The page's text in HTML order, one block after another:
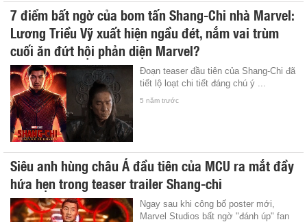
7 điểm bất ngờ của bom tấn Shang-Chi nhà Marvel:
Lương Triều Vỹ xuất hiện ngầu đét, nắm vai trùm
cuối ăn đứt hội phản diện Marvel?
Đoạn teaser đầu tiên của Shang-Chi đã
tiết lộ loạt chi tiết đáng chú ý ...
5 năm trước
Siêu anh hùng châu Á đầu tiên của MCU ra mắt đầy
hứa hẹn trong teaser trailer Shang-chi
Ngay sau khi công bố poster mới,
Marvel Studios bất ngờ "đánh úp" fan